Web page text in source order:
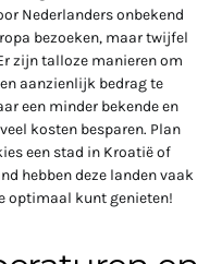
Nederlanders onbekend
bezoeken, maar twijfel
zijn talloze manieren om
aanzienlijk bedrag te
een minder bekende en
kosten besparen. Plan
een stad in Kroatië of
hebben deze landen vaak
optimaal kunt genieten!